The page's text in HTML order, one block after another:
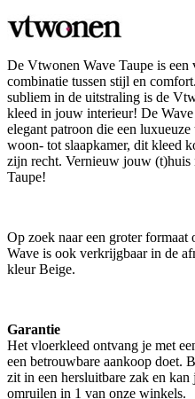
De Vtwonen Wave Taupe is een
combinatie tussen stijl en
subliem in de uitstraling is de
kleed in jouw interieur! De
elegant patroon die een
woon- tot slaapkamer, dit kleed
zijn recht. Vernieuw jouw (t)huis
Taupe!
Op zoek naar een groter
Wave is ook verkrijgbaar in de
kleur Beige.
Garantie
Het vloerkleed ontvang je met
een betrouwbare aankoop doet.
zit in een hersluitbare zak en
omruilen in 1 van onze winkels.